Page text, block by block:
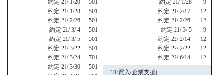
約定 21/ 1/20 501
約定 21/ 1/28 501
約定 21/ 2/26 501
約定 21/ 3/ 4 501
約定 21/ 3/ 5 501
約定 21/ 3/22 501
約定 21/ 3/24 701
約定 21/ 3/30 501
約定 21/ 1/28 9
約定 21/ 2/17 12
約定 21/ 2/26 12
約定 21/ 3/ 5 9
約定 22/ 2/14 12
約定 22/ 2/22 12
約定 22/ 6/14 12
ETF買入(企業支援)